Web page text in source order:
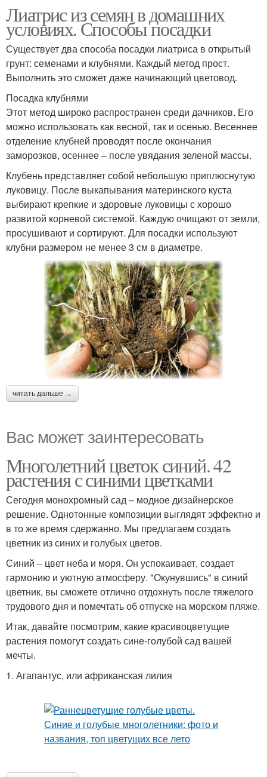
Лиатрис из семян в домашних
условиях. Способы посадки
Существует два способа посадки лиатриса в открытый
грунт: семенами и клубнями. Каждый метод прост.
Выполнить это сможет даже начинающий цветовод.
Посадка клубнями
Этот метод широко распространен среди дачников. Его
можно использовать как весной, так и осенью. Весеннее
отделение клубней проводят после окончания
заморозков, осеннее – после увядания зеленой массы.
Клубень представляет собой небольшую приплюснутую
луковицу. После выкапывания материнского куста
выбирают крепкие и здоровые луковицы с хорошо
развитой корневой системой. Каждую очищают от земли,
просушивают и сортируют. Для посадки используют
клубни размером не менее 3 см в диаметре.
читать дальше →
Вас может заинтересовать
Многолетний цветок синий. 42
растения с синими цветками
Сегодня монохромный сад – модное дизайнерское
решение. Однотонные композиции выглядят эффектно и
в то же время сдержанно. Мы предлагаем создать
цветник из синих и голубых цветов.
Синий – цвет неба и моря. Он успокаивает, создает
гармонию и уютную атмосферу. "Окунувшись" в синий
цветник, вы сможете отлично отдохнуть после тяжелого
трудового дня и помечтать об отпуске на морском пляже.
Итак, давайте посмотрим, какие красивоцветущие
растения помогут создать сине-голубой сад вашей
мечты.
1. Агапантус, или африканская лилия